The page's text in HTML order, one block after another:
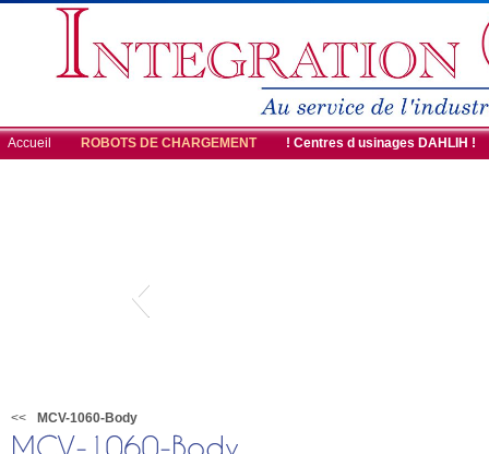
Accueil ! Centres d usinages DAHLIH !
<< MCV-1060-Body